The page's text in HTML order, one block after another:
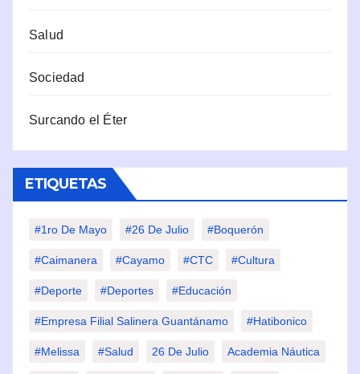
Salud
Sociedad
Surcando el Éter
ETIQUETAS
#1ro De Mayo #26 De Julio #Boquerón
#Caimanera #Cayamo #CTC #Cultura
#Deporte #deportes #Educación
#Empresa Filial Salinera Guantánamo #Hatibonico
#Melissa #Salud 26 De Julio Academia Náutica